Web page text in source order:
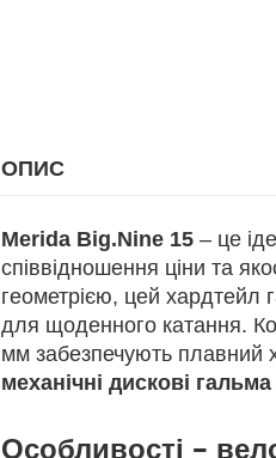
ОПИС
Merida Big.Nine 15– це
співвідношення ціни та
геометрією, цей хардтейл
для щоденного катання.
мм забезпечують плавний
механічні дискові гальма
Особливості –